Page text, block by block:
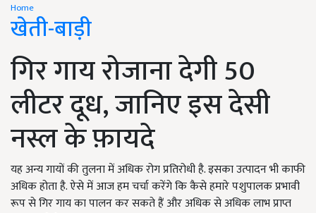
Home
खेती-बाड़ी
गिर गाय रोजाना देगी 50
लीटर दूध, जानिए इस देसी
नस्ल के फ़ायदे
यह अन्य गायों की तुलना में अधिक रोग प्रतिरोधी है. इसका उत्पादन भी काफी
अधिक होता है. ऐसे में आज हम चर्चा करेंगे कि कैसे हमारे पशुपालक प्रभावी
रूप से गिर गाय का पालन कर सकते हैं और अधिक से अधिक लाभ प्राप्त